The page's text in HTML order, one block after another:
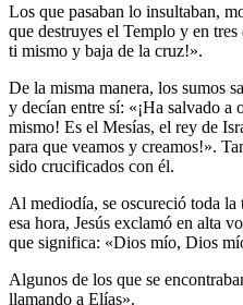
Los que pasaban lo insultaban,
que destruyes el Templo y en
ti mismo y baja de la cruz!».
De la misma manera, los sumos
y decían entre sí: «¡Ha salvado a
mismo! Es el Mesías, el rey de
para que veamos y creamos!».
sido crucificados con él.
Al mediodía, se oscureció toda la
esa hora, Jesús exclamó en alta
que significa: «Dios mío, Dios
Algunos de los que se
llamando a Elías».